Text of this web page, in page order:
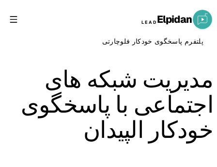
Elpidan
LEAD
پلتفرم پاسخگوی خودکار فلوچارتی
مدیریت شبکه های
اجتماعی با پاسخگوی
خودکار الپیدان